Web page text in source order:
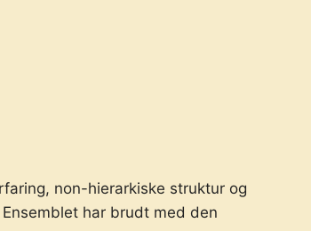
non-hierarkiske struktur og
har brudt med den